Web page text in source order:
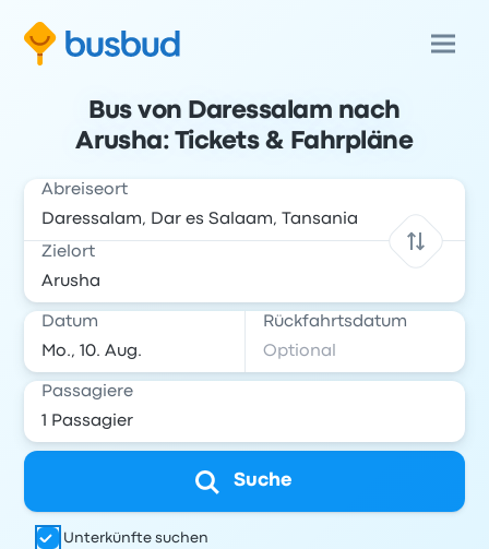
Bus von Daressalam nach
Arusha: Tickets & Fahrpläne
Abreiseort
Zielort
Datum Rückfahrtsdatum
Passagiere
Suche
Unterkünfte suchen